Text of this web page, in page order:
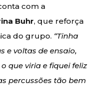
com a
Buhr, que reforça
do grupo. “Tinha
e voltas de ensaio,
que viria e fiquei feliz
percussões tão bem